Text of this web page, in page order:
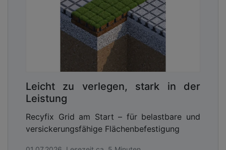
Leicht zu verlegen, stark in der
Leistung
Recyfix Grid am Start – für belastbare und
versickerungsfähige Flächenbefestigung